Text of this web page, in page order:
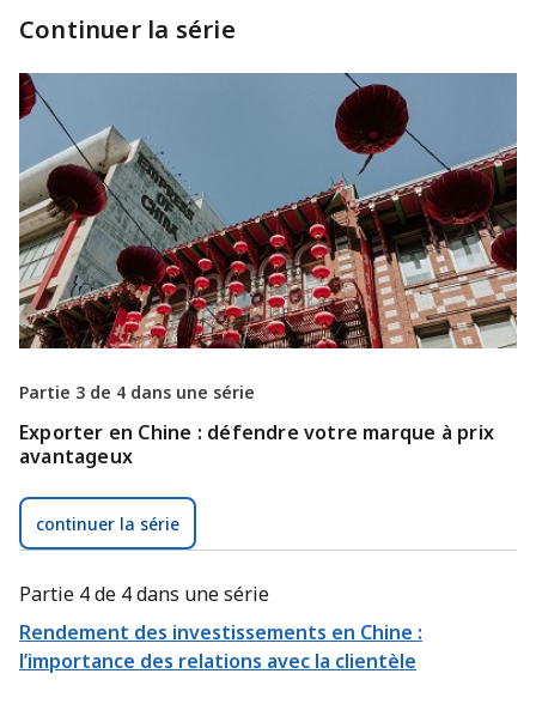
Continuer la série
Partie 3 de 4 dans une série
Exporter en Chine : défendre votre marque à prix
avantageux
continuer la série
Partie 4 de 4 dans une série
Rendement des investissements en Chine :
l’importance des relations avec la clientèle